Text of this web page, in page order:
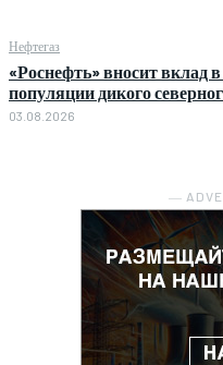
Нефтегаз
«Роснефть» вносит вклад
популяции дикого
03.08.2026
―